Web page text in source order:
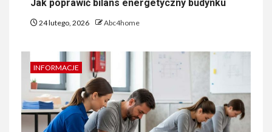
Jak poprawić bilans energetyczny budynku
24 lutego, 2026 Abc4home
INFORMACJE